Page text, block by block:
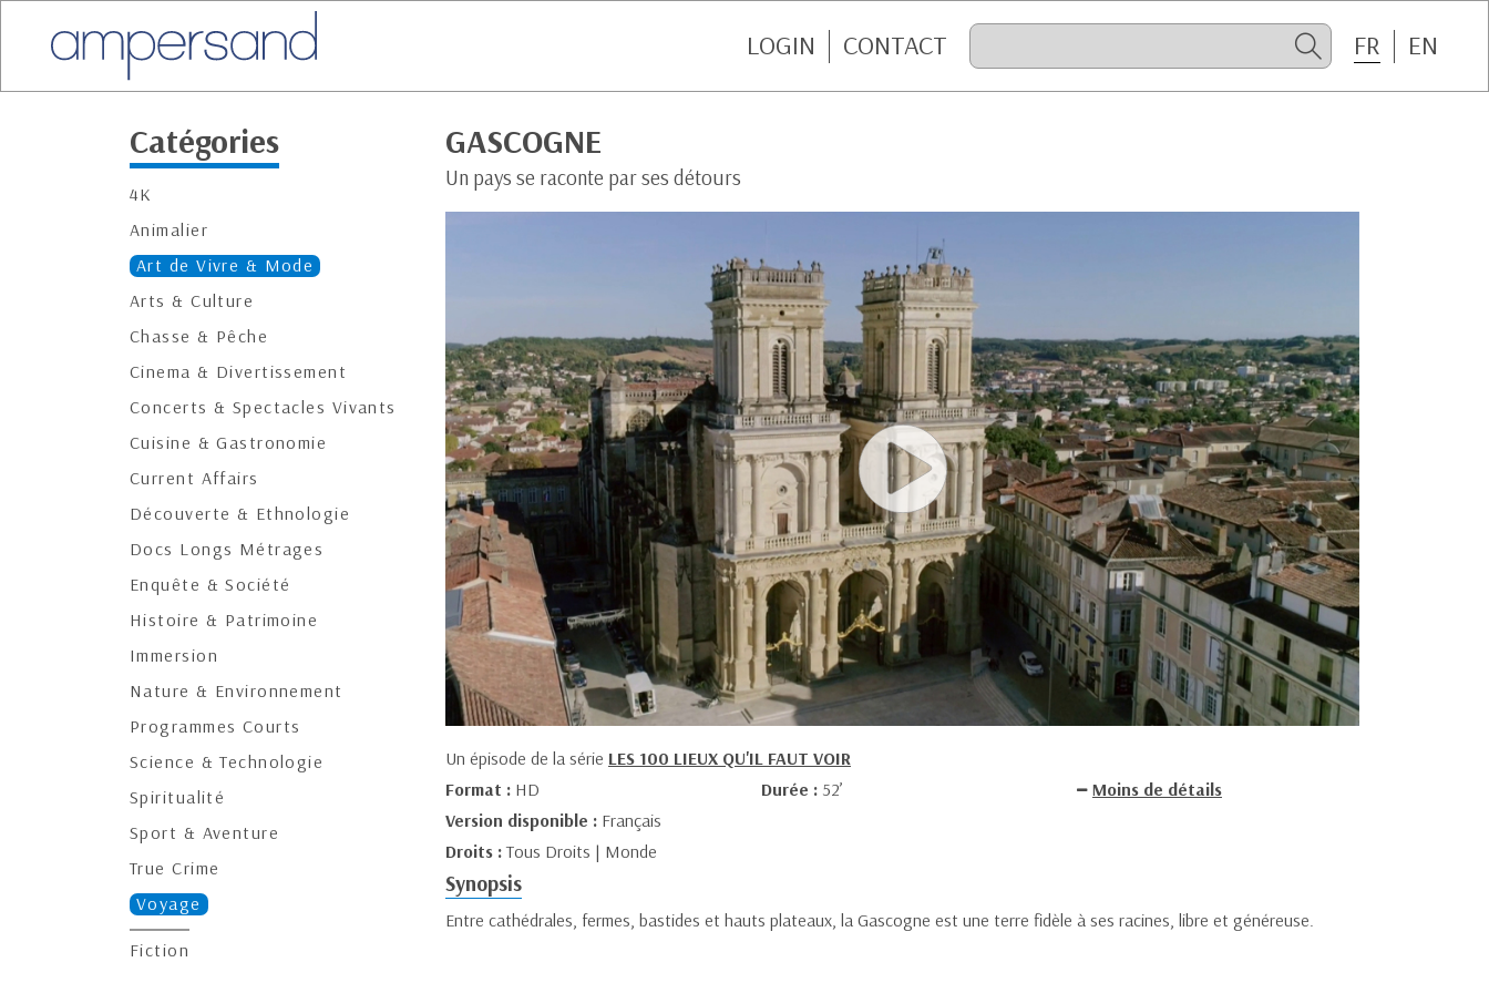
LOGIN CONTACT FR EN
Catégories
4K
Animalier
Art de Vivre & Mode
Arts & Culture
Chasse & Pêche
Cinema & Divertissement
Concerts & Spectacles Vivants
Cuisine & Gastronomie
Current Affairs
Découverte & Ethnologie
Docs Longs Métrages
Enquête & Société
Histoire & Patrimoine
Immersion
Nature & Environnement
Programmes Courts
Science & Technologie
Spiritualité
Sport & Aventure
True Crime
Voyage
Fiction
GASCOGNE
Un pays se raconte par ses détours
Un épisode de la série LES 100 LIEUX QU'IL FAUT VOIR
Format : HD Durée : 52’
Moins de détails
Version disponible : Français
Droits :Tous Droits | Monde
Synopsis
Entre cathédrales, fermes, bastides et hauts plateaux, la Gascogne est une terre fidèle à ses racines, libre et généreuse.